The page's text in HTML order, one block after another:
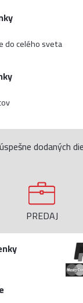
do celého sveta
úspešne dodaných
PREDAJ